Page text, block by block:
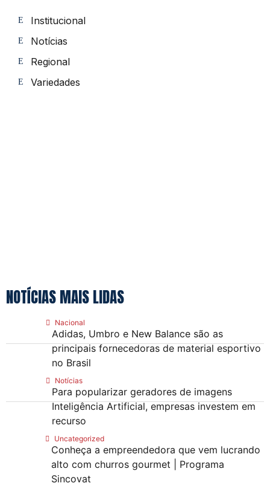
Institucional
Notícias
Regional
Variedades
NOTÍCIAS MAIS LIDAS
Nacional
Adidas, Umbro e New Balance são as
principais fornecedoras de material esportivo
no Brasil
Notícias
Para popularizar geradores de imagens
Inteligência Artificial, empresas investem em
recurso
Uncategorized
Conheça a empreendedora que vem lucrando
alto com churros gourmet | Programa
Sincovat